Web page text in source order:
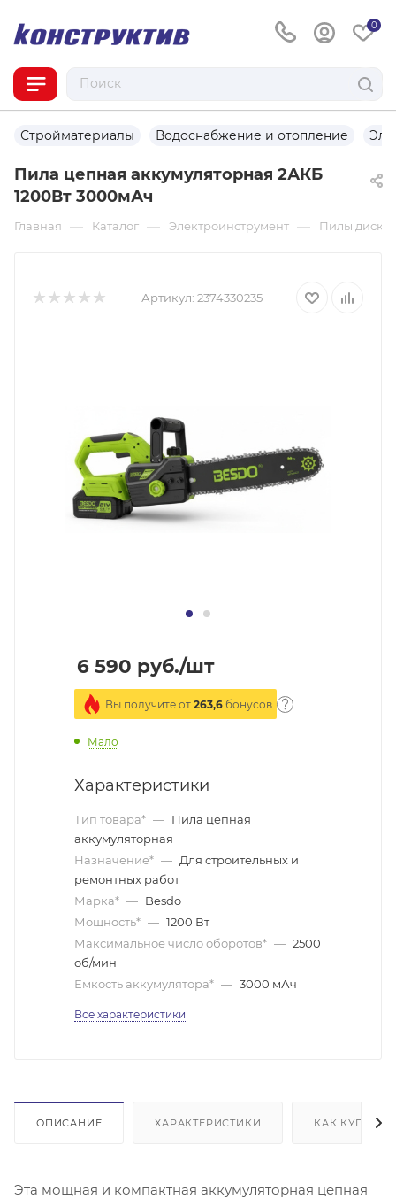
0
Стройматериалы Водоснабжение и отопление
Пила цепная аккумуляторная 2АКБ
1200Вт 3000мАч
Главная — Каталог — Электроинструмент — Пилы
Артикул: 2374330235
6 590 руб./шт
Вы получите от 263,6 бонусов
Мало
Характеристики
Тип товара* — Пила цепная
аккумуляторная
Назначение* — Для строительных и
ремонтных работ
Марка* — Besdo
Мощность* — 1200 Вт
Максимальное число оборотов* — 2500
об/мин
Емкость аккумулятора* — 3000 мАч
Все характеристики
ОПИСАНИЕ ХАРАКТЕРИСТИКИ КАК КУПИТЬ
Эта мощная и компактная аккумуляторная цепная